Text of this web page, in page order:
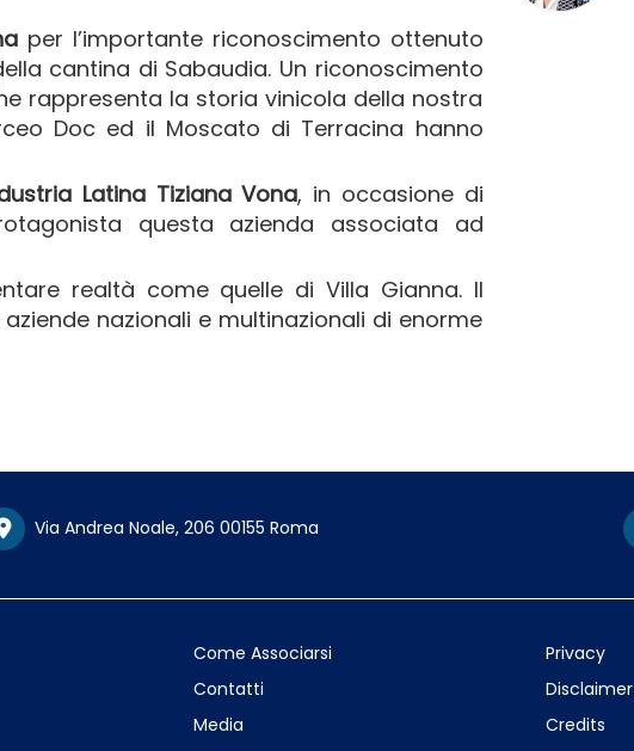
per l’importante riconoscimento ottenuto
cantina di Sabaudia. Un riconoscimento
rappresenta la storia vinicola della nostra
Doc ed il Moscato di Terracina hanno
Latina Tiziana Vona, in occasione di
questa azienda associata ad
realtà come quelle di Villa Gianna. Il
nazionali e multinazionali di enorme
Via Andrea Noale, 206 00155 Roma
Come Associarsi
Contatti
Media
Privacy
Disclaimer
Credits